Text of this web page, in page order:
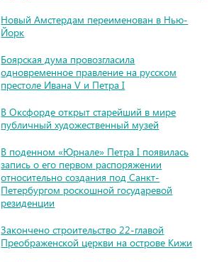
Новый Амстердам переименован в Нью-
Йорк
Боярская дума провозгласила
одновременное правление на русском
престоле Ивана V и Петра I
В Оксфорде открыт старейший в мире
публичный художественный музей
В поденном «Юрнале» Петра I появилась
запись о его первом распоряжении
относительно создания под Санкт-
Петербургом роскошной государевой
резиденции
Закончено строительство 22-главой
Преображенской церкви на острове Кижи